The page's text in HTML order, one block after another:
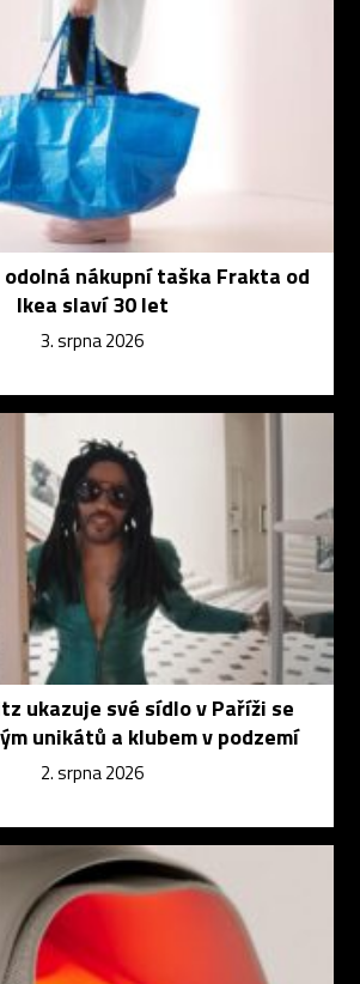
nákupní taška Frakta od
Ikea slaví 30 let
3. srpna 2026
ukazuje své sídlo v Paříži se
unikátů a klubem v podzemí
2. srpna 2026